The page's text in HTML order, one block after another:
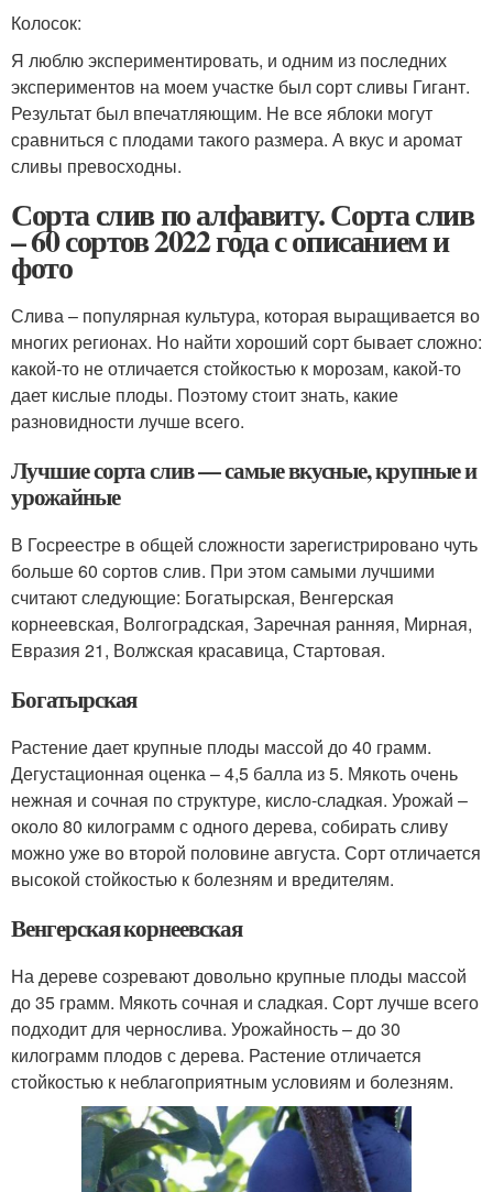
Колосок:
Я люблю экспериментировать, и одним из последних
экспериментов на моем участке был сорт сливы Гигант.
Результат был впечатляющим. Не все яблоки могут
сравниться с плодами такого размера. А вкус и аромат
сливы превосходны.
Сорта слив по алфавиту. Сорта слив
– 60 сортов 2022 года с описанием и
фото
Слива – популярная культура, которая выращивается во
многих регионах. Но найти хороший сорт бывает сложно:
какой-то не отличается стойкостью к морозам, какой-то
дает кислые плоды. Поэтому стоит знать, какие
разновидности лучше всего.
Лучшие сорта слив — самые вкусные, крупные и
урожайные
В Госреестре в общей сложности зарегистрировано чуть
больше 60 сортов слив. При этом самыми лучшими
считают следующие: Богатырская, Венгерская
корнеевская, Волгоградская, Заречная ранняя, Мирная,
Евразия 21, Волжская красавица, Стартовая.
Богатырская
Растение дает крупные плоды массой до 40 грамм.
Дегустационная оценка – 4,5 балла из 5. Мякоть очень
нежная и сочная по структуре, кисло-сладкая. Урожай –
около 80 килограмм с одного дерева, собирать сливу
можно уже во второй половине августа. Сорт отличается
высокой стойкостью к болезням и вредителям.
Венгерская корнеевская
На дереве созревают довольно крупные плоды массой
до 35 грамм. Мякоть сочная и сладкая. Сорт лучше всего
подходит для чернослива. Урожайность – до 30
килограмм плодов с дерева. Растение отличается
стойкостью к неблагоприятным условиям и болезням.